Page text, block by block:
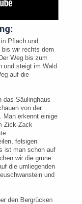
Pflach und
wir rechts dem
Weg bis zum
und steigt im Wald
auf die
das Säulinghaus
von der
Man erkennt einige
Zick-Zack
felsigen
ist man schon auf
wir die grüne
die umliegenden
und
den Bergrücken